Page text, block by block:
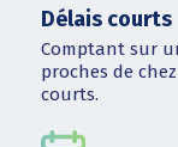
Délais courts
Comptant sur
proches de
courts.